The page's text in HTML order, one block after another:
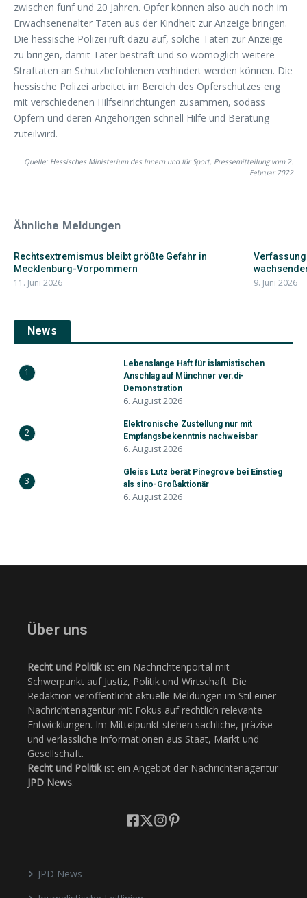
zwischen fünf und 20 Jahren. Opfer können also auch noch im
Erwachsenenalter Taten aus der Kindheit zur Anzeige bringen.
Die hessische Polizei ruft dazu auf, solche Taten zur Anzeige
zu bringen, damit Täter bestraft und so womöglich weitere
Straftaten an Schutzbefohlenen verhindert werden können. Die
hessische Polizei arbeitet im Bereich des Opferschutzes eng
mit verschiedenen Hilfseinrichtungen zusammen, sodass
Opfern und deren Angehörigen schnell Hilfe und Beratung
zuteilwird.
Quelle: Hessisches Ministerium des Innern und für Sport, Pressemitteilung vom 2.
Februar 2022
Ähnliche Meldungen
Rechtsextremismus bleibt größte Gefahr in
Mecklenburg-Vorpommern
11. Juni 2026 9. Juni 2026
News
1
Lebenslange Haft für islamistischen
Anschlag auf Münchner ver.di-
Demonstration
6. August 2026
2
Elektronische Zustellung nur mit
Empfangsbekenntnis nachweisbar
6. August 2026
3
Gleiss Lutz berät Pinegrove bei Einstieg
als sino-Großaktionär
6. August 2026
Über uns
Recht und Politikist ein Nachrichtenportal mit
Schwerpunkt auf Justiz, Politik und Wirtschaft. Die
Redaktion veröffentlicht aktuelle Meldungen im Stil einer
Nachrichtenagentur mit Fokus auf rechtlich relevante
Entwicklungen. Im Mittelpunkt stehen sachliche, präzise
und verlässliche Informationen aus Staat, Markt und
Gesellschaft.
Recht und Politikist ein Angebot der Nachrichtenagentur
JPD News.
JPD News